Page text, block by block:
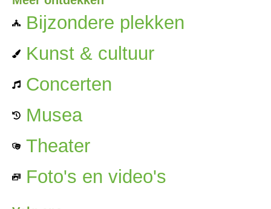
Bijzondere plekken
Kunst & cultuur
Concerten
Musea
Theater
Foto's en video's